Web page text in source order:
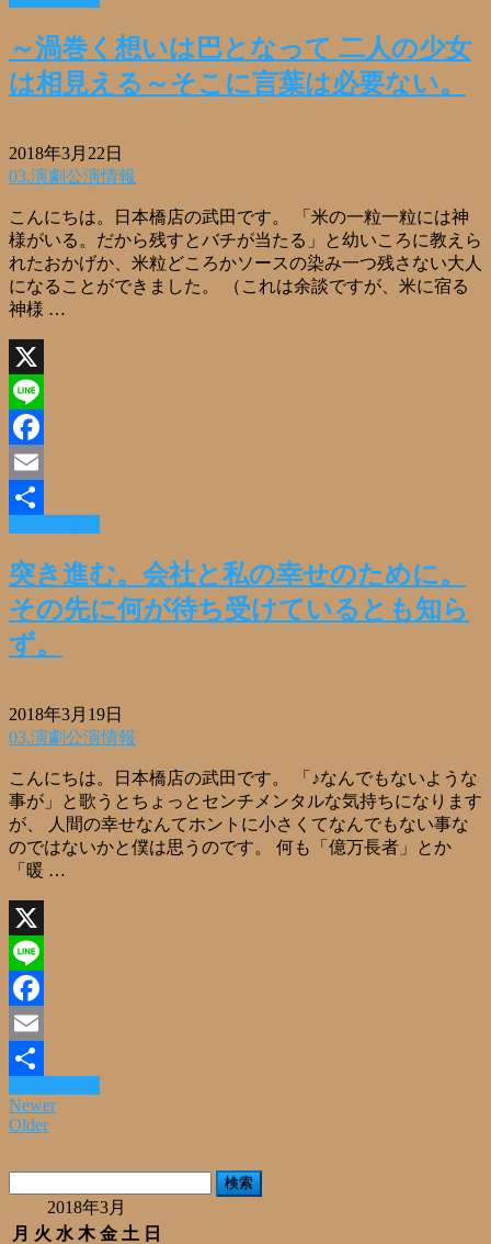
共
～渦巻く想いは巴となって 二人の少女
は相見える～そこに言葉は必要ない。
2018年3月22日
03.演劇公演情報
こんにちは。日本橋店の武田です。 「米の一粒一粒には神
様がいる。だから残すとバチが当たる」と幼いころに教えら
れたおかげか、米粒どころかソースの染み一つ残さない大人
になることができました。 （これは余談ですが、米に宿る
神様 …
X
Line
Facebook
Email
共
有
突き進む。会社と私の幸せのために。
その先に何が待ち受けているとも知ら
ず。
2018年3月19日
03.演劇公演情報
こんにちは。日本橋店の武田です。 「♪なんでもないような
事が」と歌うとちょっとセンチメンタルな気持ちになります
が、 人間の幸せなんてホントに小さくてなんでもない事な
のではないかと僕は思うのです。 何も「億万長者」とか
「暖 …
X
Line
Facebook
Email
共
有
Newer
Older
2018年3月
月 火 水 木 金 土 日